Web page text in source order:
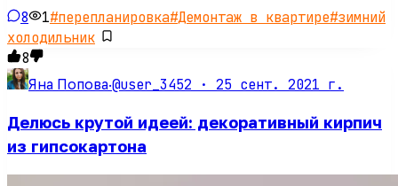
8 1#перепланировка#Демонтаж в квартире#зимний
холодильник
8
Яна Попова·@user_3452 · 25 сент. 2021 г.
Делюсь крутой идеей: декоративный кирпич
из гипсокартона